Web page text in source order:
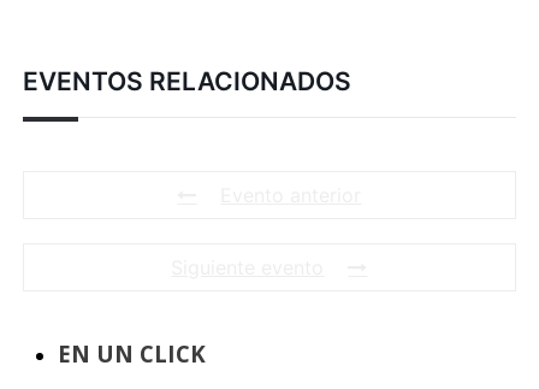
EVENTOS RELACIONADOS
EN UN CLICK